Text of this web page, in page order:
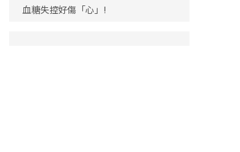
血糖失控好傷「心」!